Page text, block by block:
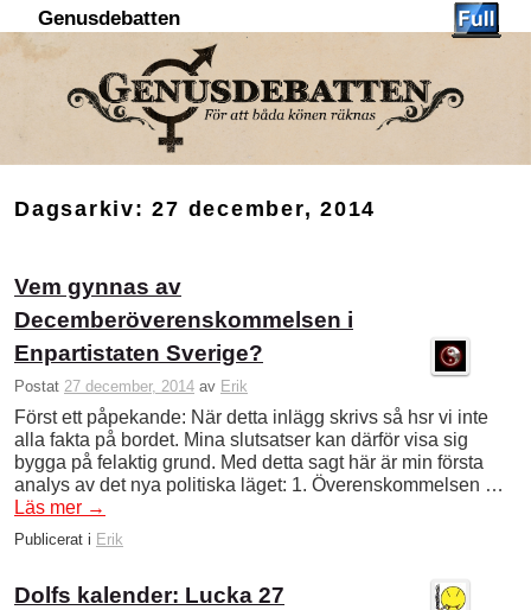
Genusdebatten
Dagsarkiv:27 december, 2014
Vem gynnas av
Decemberöverenskommelsen i
Enpartistaten Sverige?
Postat 27 december, 2014 av Erik
Först ett påpekande: När detta inlägg skrivs så hsr vi inte
alla fakta på bordet. Mina slutsatser kan därför visa sig
bygga på felaktig grund. Med detta sagt här är min första
analys av det nya politiska läget: 1. Överenskommelsen …
Läs mer →
Publicerat i Erik
Dolfs kalender: Lucka 27